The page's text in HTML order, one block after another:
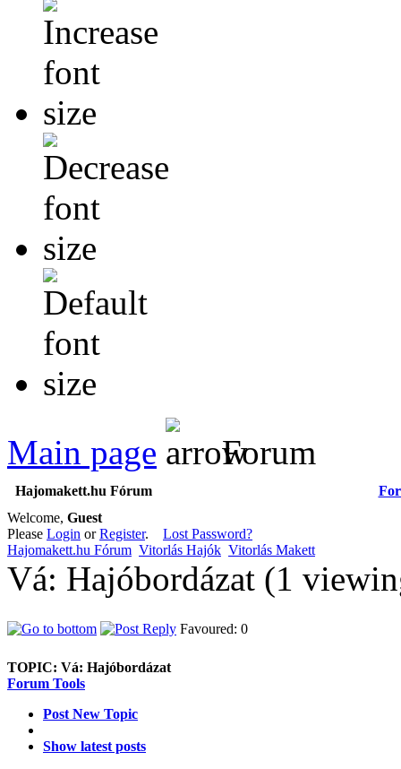
Main page Forum
Hajomakett.hu Fórum
Welcome, Guest
Please Login orRegister. Lost Password?
Hajomakett.hu Fórum Vitorlás Hajók Vitorlás Makett
Vá: Hajóbordázat (1
Favoured: 0
TOPIC: Vá: Hajóbordázat
Forum Tools
Post New Topic
Show latest posts